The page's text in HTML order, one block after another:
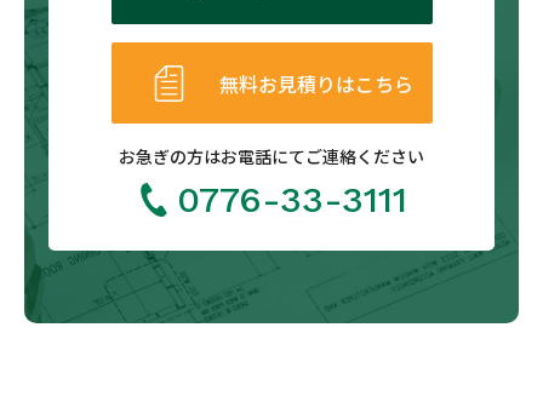
無料お見積りはこちら
お急ぎの方はお電話にてご連絡ください
0776-33-3111